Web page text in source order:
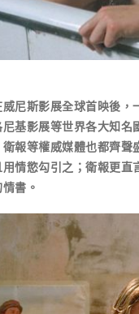
斯影展全球首映後，
基影展等世界各大知名
報等權威媒體也都齊
情慾勾引之；衛報更直
書。